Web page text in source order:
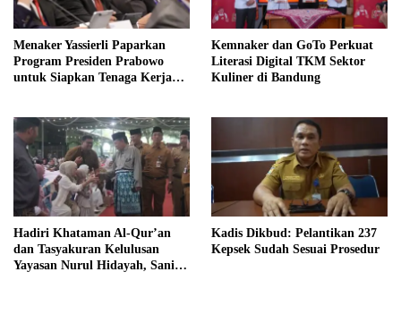
Menaker Yassierli Paparkan
Program Presiden Prabowo
untuk Siapkan Tenaga Kerja
Kemnaker dan GoTo Perkuat
Literasi Digital TKM Sektor
Kuliner di Bandung
Hadiri Khataman Al-Qur’an
dan Tasyakuran Kelulusan
Yayasan Nurul Hidayah, Sani
Kadis Dikbud: Pelantikan 237
Kepsek Sudah Sesuai Prosedur